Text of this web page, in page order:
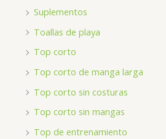
Suplementos
Toallas de playa
Top corto
Top corto de manga larga
Top corto sin costuras
Top corto sin mangas
Top de entrenamiento